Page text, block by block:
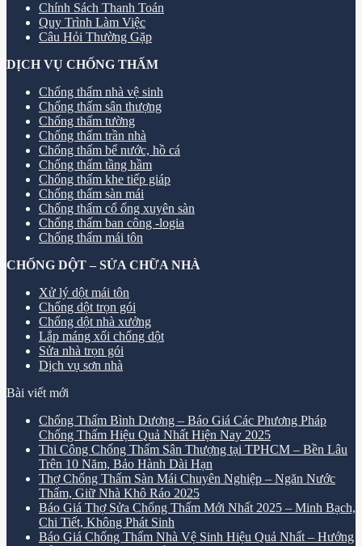
Chính Sách Thanh Toán
Quy Trình Làm Việc
Câu Hỏi Thường Gặp
DỊCH VỤ CHỐNG THẤM
Chống thấm nhà vệ sinh
Chống thấm sân thượng
Chống thấm tường
Chống thấm trần nhà
Chống thấm bể nước, hồ cá
Chống thấm tầng hầm
Chống thấm khe tiếp giáp
Chống thấm sàn mái
Chống thấm cổ ống xuyên sàn
Chống thấm ban công -logia
Chống thấm mái tôn
CHỐNG DỘT – SỬA CHỮA NHÀ
Xử lý dột mái tôn
Chống dột trọn gói
Chống dột nhà xưởng
Lắp máng xối chống dột
Sửa nhà trọn gói
Dịch vụ sơn nhà
Bài viết mới
Chống Thấm Bình Dương – Báo Giá Các Phương Pháp
Chống Thấm Hiệu Quả Nhất Hiện Nay 2025
Thi Công Chống Thấm Sân Thượng tại TPHCM – Bền Lâu
Trên 10 Năm, Bảo Hành Dài Hạn
Thợ Chống Thấm Sàn Mái Chuyên Nghiệp – Ngăn Nước
Thấm, Giữ Nhà Khô Ráo 2025
Báo Giá Thợ Sửa Chống Thấm Mới Nhất 2025 – Minh Bạch,
Chi Tiết, Không Phát Sinh
Báo Giá Chống Thấm Nhà Vệ Sinh Hiệu Quả Nhất – Hướng